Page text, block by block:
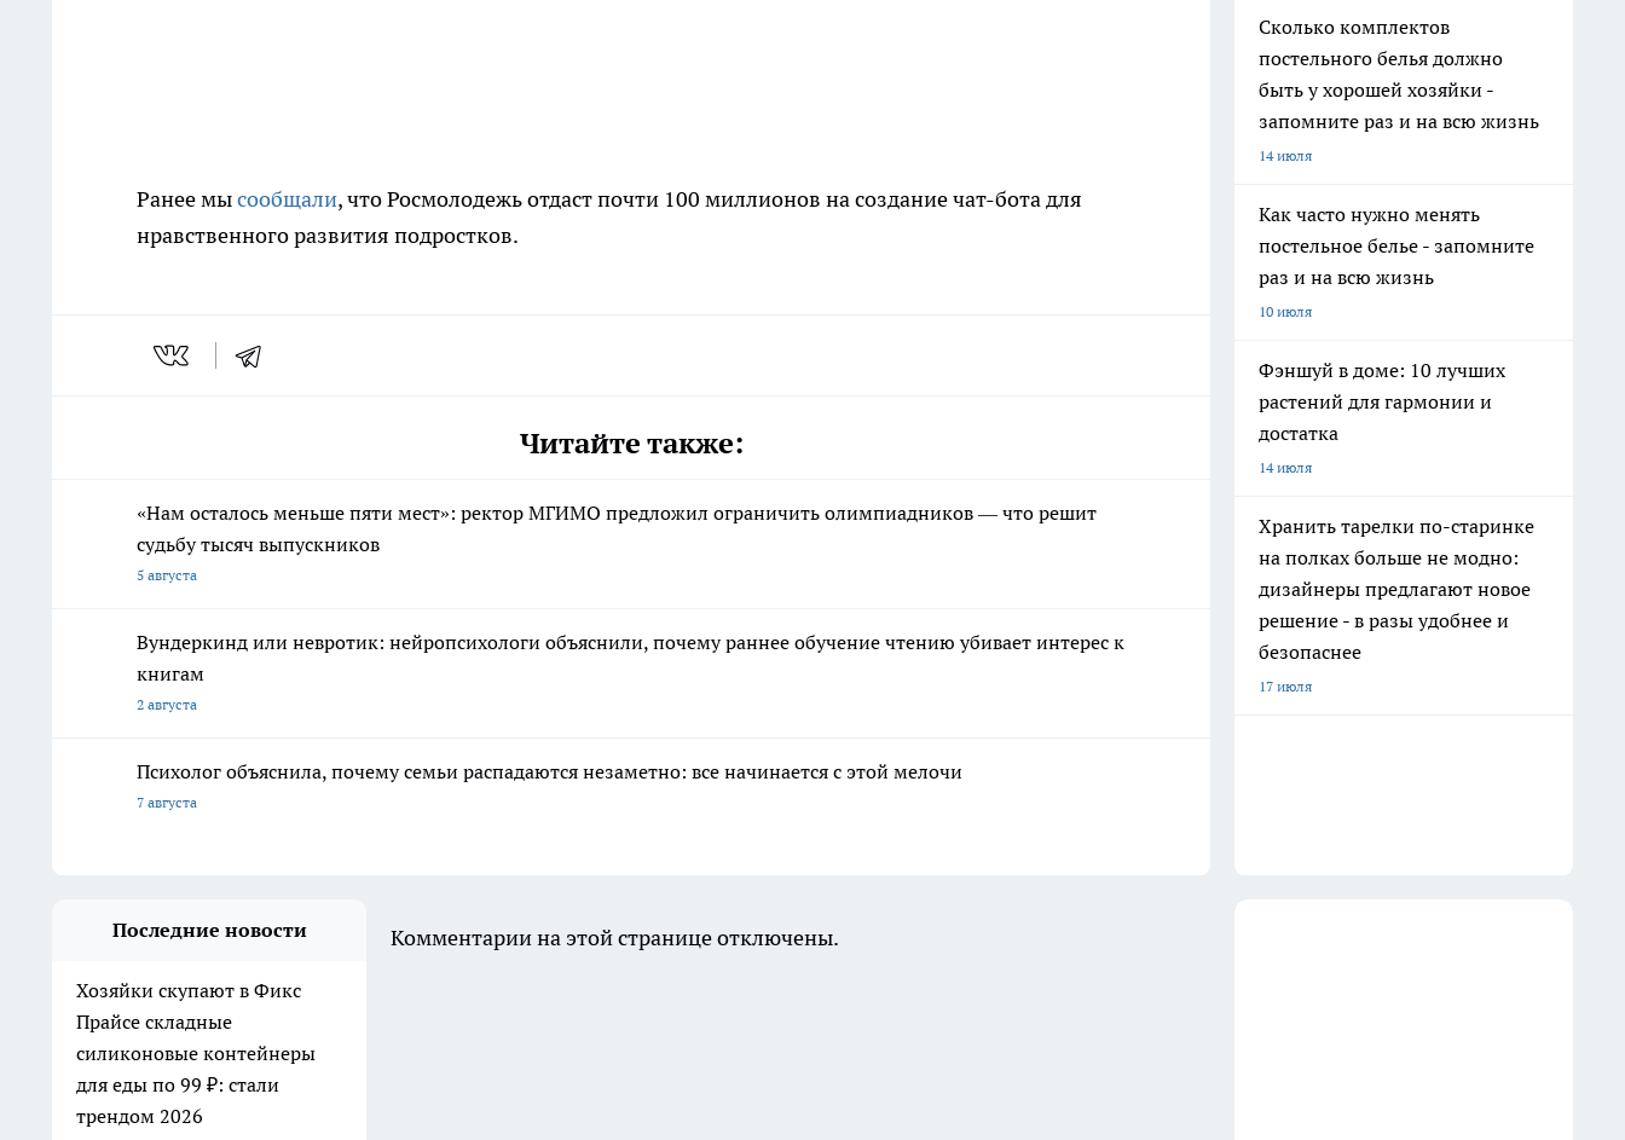
Ранее мысообщали, что Росмолодежь отдаст почти 100 миллионов на создание чат-бота для
нравственного развития подростков.
Читайте также:
«Нам осталось меньше пяти мест»: ректор МГИМО предложил ограничить олимпиадников — что решит
судьбу тысяч выпускников
5 августа
Вундеркинд или невротик: нейропсихологи объяснили, почему раннее обучение чтению убивает интерес к
книгам
2 августа
Психолог объяснила, почему семьи распадаются незаметно: все начинается с этой мелочи
7 августа
Сколько комплектов
постельного белья должно
быть у хорошей хозяйки -
запомните раз и на всю жизнь
14 июля
Как часто нужно менять
постельное белье - запомните
раз и на всю жизнь
10 июля
Фэншуй в доме: 10 лучших
растений для гармонии и
достатка
14 июля
Хранить тарелки по-старинке
на полках больше не модно:
дизайнеры предлагают новое
решение - в разы удобнее и
безопаснее
17 июля
Последние новости
Хозяйки скупают в Фикс
Прайсе складные
силиконовые контейнеры
для еды по 99 ₽: стали
трендом 2026
Комментарии на этой странице отключены.